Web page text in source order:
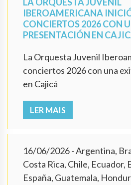
IBEROAMERICANA
CONCIERTOS 2026 CON
PRESENTACIÓN EN
La Orquesta Juvenil
conciertos 2026 con una
en Cajicá
LER MAIS
16/06/2026- Argentina,
Costa Rica, Chile, Ecuador,
España, Guatemala,